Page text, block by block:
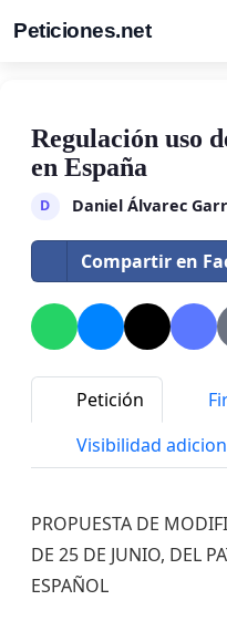
Peticiones.net
Regulación uso
en España
D Daniel Álvarec
Compartir en
Petición
Visibilidad
PROPUESTA DE
DE 25 DE JUNIO, DEL
ESPAÑOL